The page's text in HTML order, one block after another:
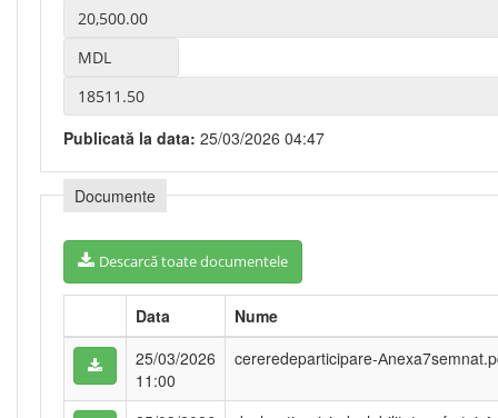
Publicată la data: 25/03/2026 04:47
Documente
Descarcă toate documentele
Data
Nume
25/03/2026
11:00
cereredeparticipare-